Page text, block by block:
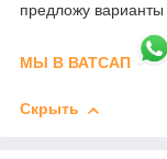
предложу варианты
МЫ В ВАТСАП
Скрыть